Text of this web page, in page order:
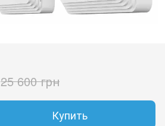
25 600 грн
Купить